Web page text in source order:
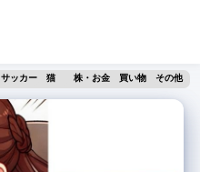
サッカー 猫 株・お金 買い物 その他